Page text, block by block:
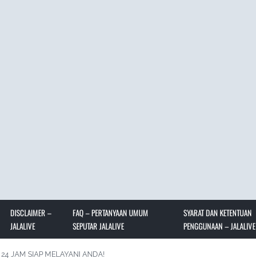
DISCLAIMER –
JALALIVE
FAQ – PERTANYAAN UMUM
SEPUTAR JALALIVE
SYARAT DAN KETENTUAN
PENGGUNAAN – JALALIVE
JAM SIAP MELAYANI ANDA!